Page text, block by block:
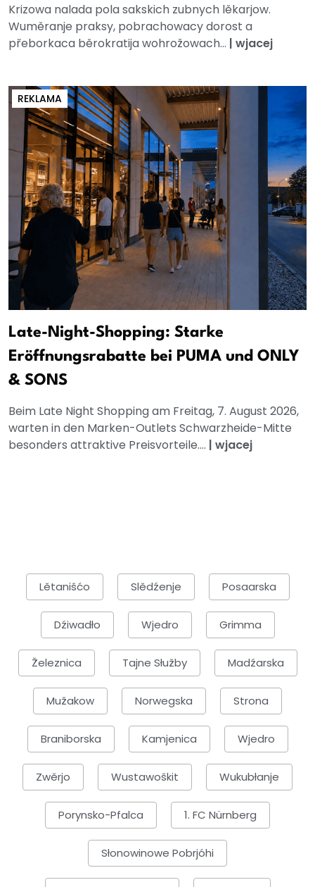
Krizowa nalada pola sakskich zubnych lěkarjow.
Wuměranje praksy, pobrachowacy dorost a
přeborkaca běrokratija wohrožowach... | wjacej
REKLAMA
Late-Night-Shopping: Starke
Eröffnungsrabatte bei PUMA und ONLY
& SONS
Beim Late Night Shopping am Freitag, 7. August 2026,
warten in den Marken-Outlets Schwarzheide-Mitte
besonders attraktive Preisvorteile.... | wjacej
Lětanišćo Slědźenje Posaarska
Dźiwadło Wjedro Grimma
Železnica Tajne Słužby Madźarska
Mužakow Norwegska Strona
Braniborska Kamjenica Wjedro
Zwěrjo Wustawoškit Wukubłanje
Porynsko-Pfalca 1. FC Nürnberg
Słonowinowe Pobrjóhi